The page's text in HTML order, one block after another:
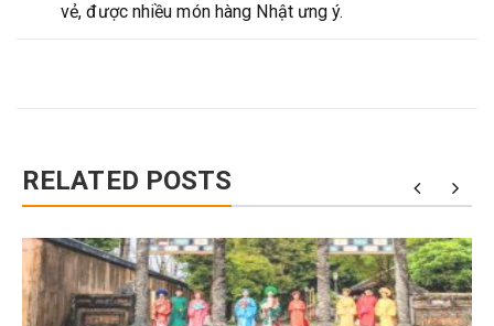
vẻ, được nhiều món hàng Nhật ưng ý.
RELATED POSTS